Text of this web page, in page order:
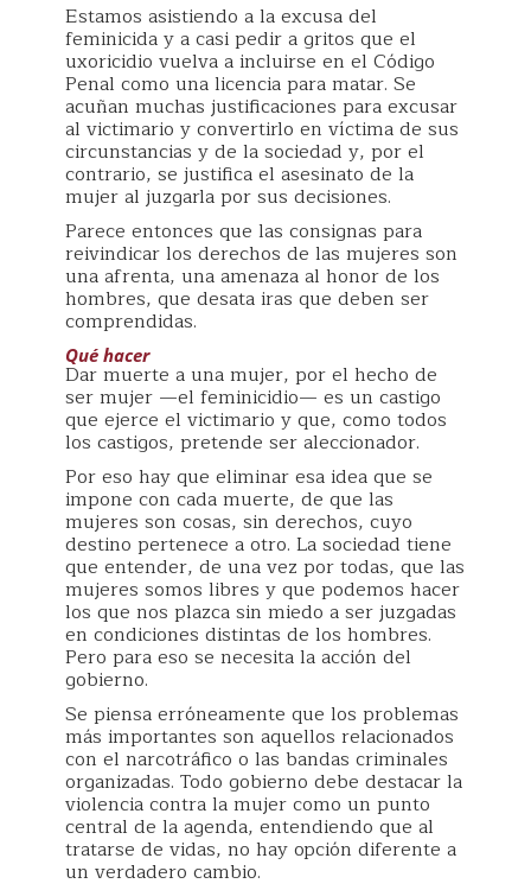
Estamos asistiendo a la excusa del
feminicida y a casi pedir a gritos que el
uxoricidio vuelva a incluirse en el Código
Penal como una licencia para matar. Se
acuñan muchas justificaciones para excusar
al victimario y convertirlo en víctima de sus
circunstancias y de la sociedad y, por el
contrario, se justifica el asesinato de la
mujer al juzgarla por sus decisiones.
Parece entonces que las consignas para
reivindicar los derechos de las mujeres son
una afrenta, una amenaza al honor de los
hombres, que desata iras que deben ser
comprendidas.
Qué hacer
Dar muerte a una mujer, por el hecho de
ser mujer —el feminicidio— es un castigo
que ejerce el victimario y que, como todos
los castigos, pretende ser aleccionador.
Por eso hay que eliminar esa idea que se
impone con cada muerte, de que las
mujeres son cosas, sin derechos, cuyo
destino pertenece a otro. La sociedad tiene
que entender, de una vez por todas, que las
mujeres somos libres y que podemos hacer
los que nos plazca sin miedo a ser juzgadas
en condiciones distintas de los hombres.
Pero para eso se necesita la acción del
gobierno.
Se piensa erróneamente que los problemas
más importantes son aquellos relacionados
con el narcotráfico o las bandas criminales
organizadas. Todo gobierno debe destacar la
violencia contra la mujer como un punto
central de la agenda, entendiendo que al
tratarse de vidas, no hay opción diferente a
un verdadero cambio.